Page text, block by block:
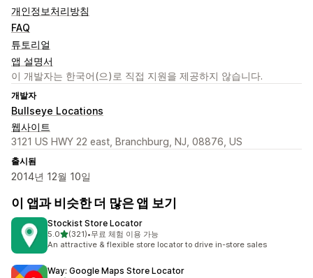
개인정보처리방침
FAQ
튜토리얼
앱 설명서
이 개발자는 한국어(으)로 직접 지원을 제공하지 않습니다.
개발자
Bullseye Locations
웹사이트
3121 US HWY 22 east, Branchburg, NJ, 08876, US
출시됨
2014년 12월 10일
이 앱과 비슷한 더 많은 앱 보기
Stockist Store Locator
5.0별 5개 중
(321)
총 리뷰 321개
•무료 체험 이용 가능
An attractive & flexible store locator to drive in-store sales
Way: Google Maps Store Locator